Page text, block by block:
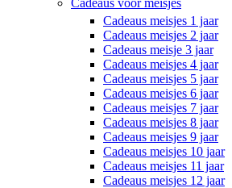
Cadeaus voor meisjes
Cadeaus meisjes 1 jaar
Cadeaus meisjes 2 jaar
Cadeaus meisje 3 jaar
Cadeaus meisjes 4 jaar
Cadeaus meisjes 5 jaar
Cadeaus meisjes 6 jaar
Cadeaus meisjes 7 jaar
Cadeaus meisjes 8 jaar
Cadeaus meisjes 9 jaar
Cadeaus meisjes 10 jaar
Cadeaus meisjes 11 jaar
Cadeaus meisjes 12 jaar